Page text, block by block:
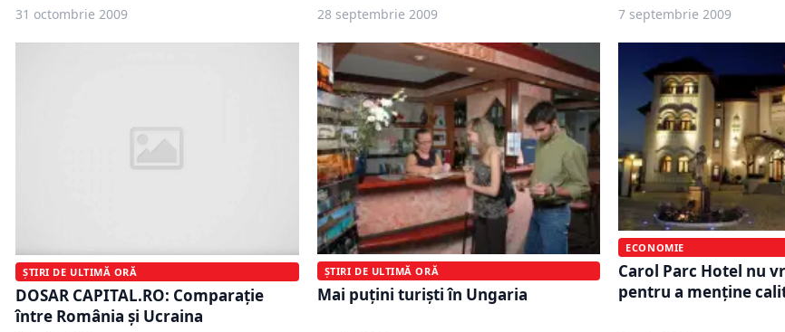
31 octombrie 2009 28 septembrie 2009 7 septembrie 2009
ȘTIRI DE ULTIMĂ ORĂ
DOSAR CAPITAL.RO: Comparaţie
între România şi Ucraina
ȘTIRI DE ULTIMĂ ORĂ
Mai puţini turişti în Ungaria
ECONOMIE
Carol Parc Hotel nu
pentru a menţine